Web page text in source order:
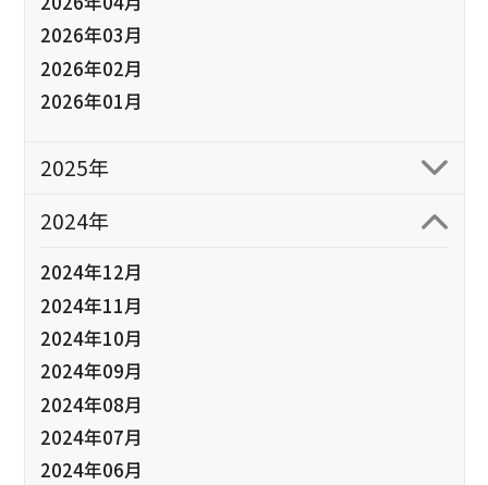
2026年03月
2026年02月
2026年01月
2025年
2024年
2024年12月
2024年11月
2024年10月
2024年09月
2024年08月
2024年07月
2024年06月